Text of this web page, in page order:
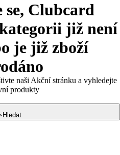
se, Clubcard
již není
je již zboží
naši Akční stránku a vyhledejte
produkty
Hledat